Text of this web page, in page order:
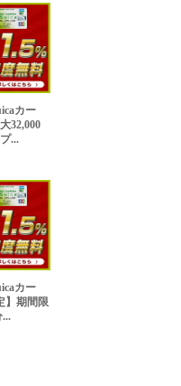
カー
32,000
...
カー
】期間限
...